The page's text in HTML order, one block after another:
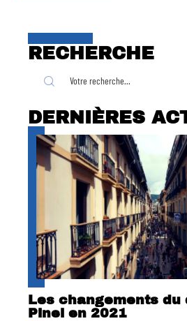
RECHERCHE
DERNIÈRES
Les changements du
Pinel en 2021